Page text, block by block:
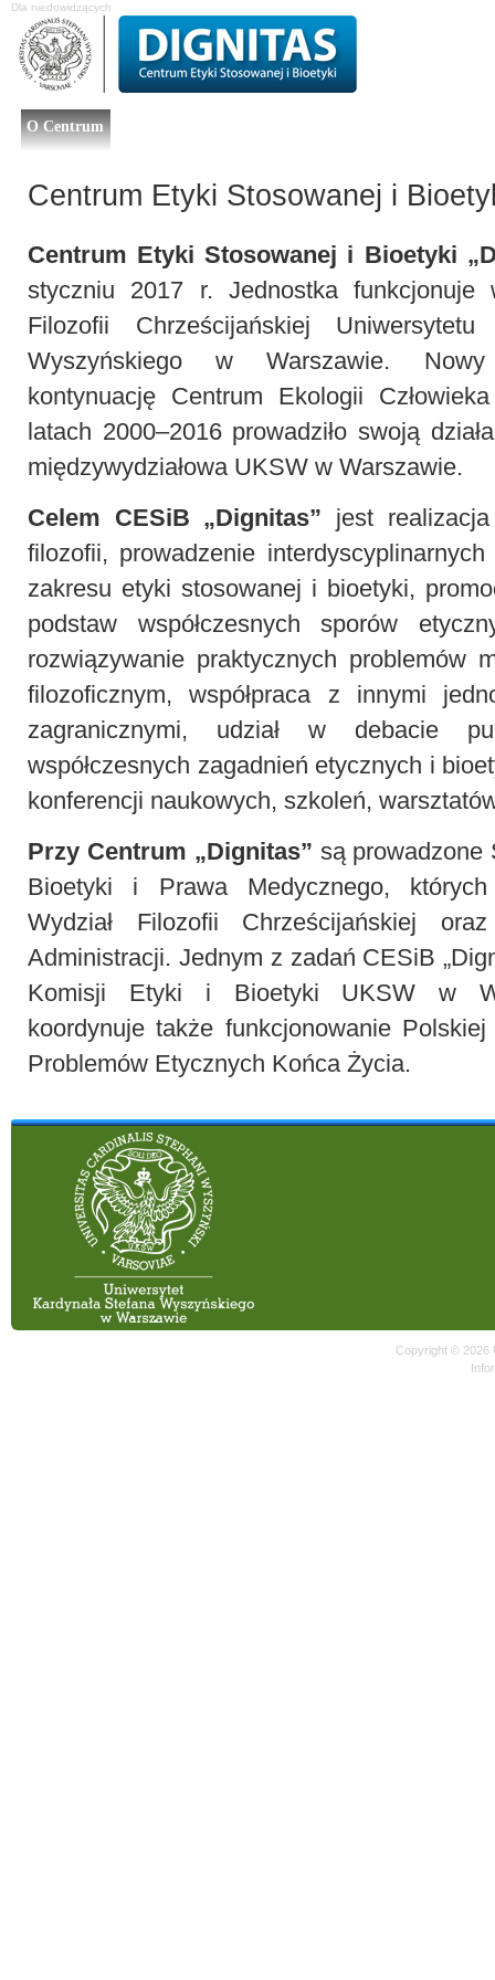
Dla niedowidzących
O Centrum
Centrum Etyki Stosowanej i
Centrum Etyki Stosowanej i Bioetyki
styczniu 2017 r. Jednostka funkcjonuje
Filozofii Chrześcijańskiej Uniwersytetu
Wyszyńskiego w Warszawie.
kontynuację Centrum Ekologii
latach 2000–2016 prowadziło swoją
międzywydziałowa UKSW w Warszawie.
Celem CESiB „Dignitas” jest
filozofii, prowadzenie
zakresu etyki stosowanej i bioetyki,
podstaw współczesnych sporów
rozwiązywanie praktycznych problemów
filozoficznym, współpraca z innymi
zagranicznymi, udział w debacie
współczesnych zagadnień etycznych i
konferencji naukowych, szkoleń,
Przy Centrum „Dignitas” są prowadzone
Bioetyki i Prawa Medycznego,
Wydział Filozofii Chrześcijańskiej
Administracji. Jednym z zadań CESiB
Komisji Etyki i Bioetyki UKSW w
koordynuje także funkcjonowanie
Problemów Etycznych Końca Życia.
Copyright © 2026